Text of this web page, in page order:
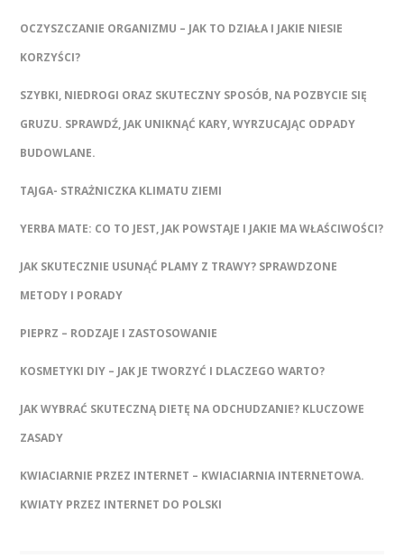
OCZYSZCZANIE ORGANIZMU – JAK TO DZIAŁA I JAKIE NIESIE
KORZYŚCI?
SZYBKI, NIEDROGI ORAZ SKUTECZNY SPOSÓB, NA POZBYCIE SIĘ
GRUZU. SPRAWDŹ, JAK UNIKNĄĆ KARY, WYRZUCAJĄC ODPADY
BUDOWLANE.
TAJGA- STRAŻNICZKA KLIMATU ZIEMI
YERBA MATE: CO TO JEST, JAK POWSTAJE I JAKIE MA WŁAŚCIWOŚCI?
JAK SKUTECZNIE USUNĄĆ PLAMY Z TRAWY? SPRAWDZONE
METODY I PORADY
PIEPRZ – RODZAJE I ZASTOSOWANIE
KOSMETYKI DIY – JAK JE TWORZYĆ I DLACZEGO WARTO?
JAK WYBRAĆ SKUTECZNĄ DIETĘ NA ODCHUDZANIE? KLUCZOWE
ZASADY
KWIACIARNIE PRZEZ INTERNET – KWIACIARNIA INTERNETOWA.
KWIATY PRZEZ INTERNET DO POLSKI